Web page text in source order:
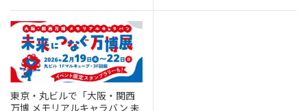
東京・丸ビルで「大阪・関西
万博 メモリアルキャラバン 未